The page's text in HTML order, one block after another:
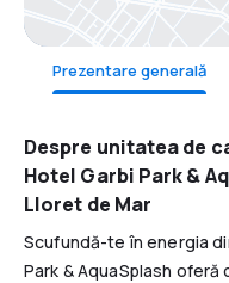
Prezentare generală
Despre unitatea de
Hotel Garbi Park &
Lloret de Mar
Scufundă-te în energia
Park & AquaSplash